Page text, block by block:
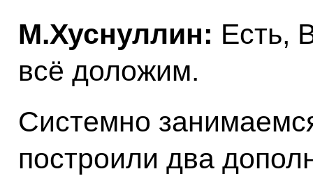
М.Хуснуллин: Есть,
всё доложим.
Системно
построили два